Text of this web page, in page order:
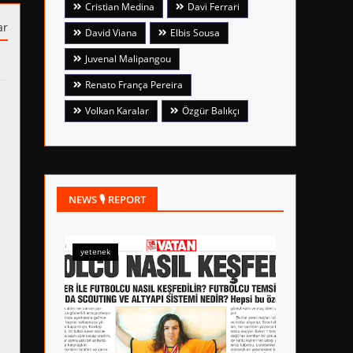
Cristian Medina
Davi Ferrari
David Viana
Elbis Sousa
Juvenal Malipangou
Renato França Pereira
Volkan Karalar
Özgür Balıkçı
NEWS 🎙 REPORT
yetenek